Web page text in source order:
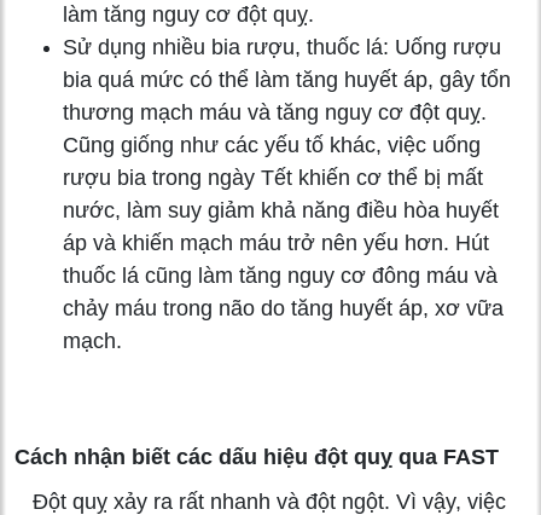
làm tăng nguy cơ đột quỵ.
Sử dụng nhiều bia rượu, thuốc lá: Uống rượu
bia quá mức có thể làm tăng huyết áp, gây tổn
thương mạch máu và tăng nguy cơ đột quỵ.
Cũng giống như các yếu tố khác, việc uống
rượu bia trong ngày Tết khiến cơ thể bị mất
nước, làm suy giảm khả năng điều hòa huyết
áp và khiến mạch máu trở nên yếu hơn. Hút
thuốc lá cũng làm tăng nguy cơ đông máu và
chảy máu trong não do tăng huyết áp, xơ vữa
mạch.
Cách nhận biết các dấu hiệu đột quỵ qua FAST
Đột quỵ xảy ra rất nhanh và đột ngột. Vì vậy, việc